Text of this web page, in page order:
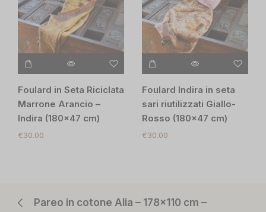
Foulard in Seta Riciclata
Marrone Arancio –
Indira (180×47 cm)
€30.00
Foulard Indira in seta
sari riutilizzati Giallo-
Rosso (180×47 cm)
€30.00
Pareo in cotone Alia – 178×110 cm –